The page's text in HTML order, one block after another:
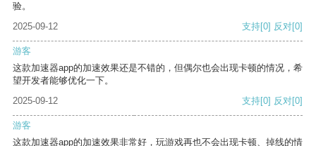
验。
2025-09-12
支持[0] 反对[0]
游客
这款加速器app的加速效果还是不错的，但偶尔也会出现卡顿的情况，希
望开发者能够优化一下。
2025-09-12
支持[0] 反对[0]
游客
这款加速器app的加速效果非常好，玩游戏再也不会出现卡顿、掉线的情